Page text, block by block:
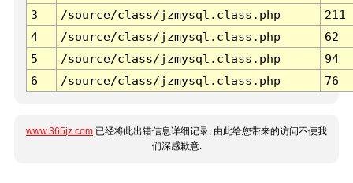
3 /source/class/jzmysql.class.php
211
4
/source/class/jzmysql.class.php
62
5
/source/class/jzmysql.class.php
94
6
/source/class/jzmysql.class.php 76
www.365jz.com 已经将此出错信息详细记录, 由此给您带来的访问不便我
们深感歉意.